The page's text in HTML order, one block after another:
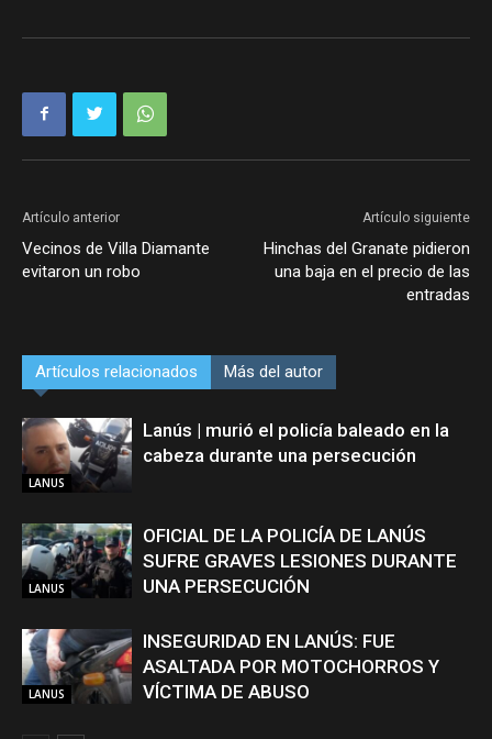
Artículo anterior
Vecinos de Villa Diamante
evitaron un robo
Artículo siguiente
Hinchas del Granate pidieron
una baja en el precio de las
entradas
Artículos relacionados Más del autor
LANUS
Lanús | murió el policía baleado en la
cabeza durante una persecución
LANUS
OFICIAL DE LA POLICÍA DE LANÚS
SUFRE GRAVES LESIONES DURANTE
UNA PERSECUCIÓN
LANUS
INSEGURIDAD EN LANÚS: FUE
ASALTADA POR MOTOCHORROS Y
VÍCTIMA DE ABUSO